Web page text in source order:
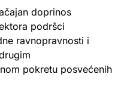
doprinos
podršci
ravnopravnosti i
pokretu posvećenih